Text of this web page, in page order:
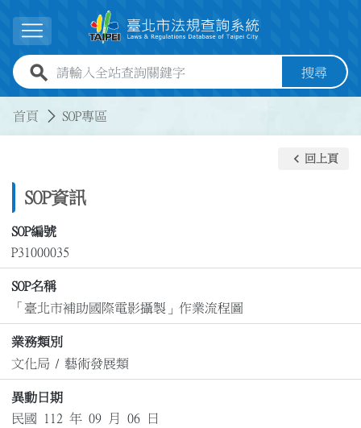
展開選單
全站查詢關鍵字欄位 搜尋
首頁 SOP專區
SOP資訊
keyboard_arrow_left 回上頁
SOP編號
P31000035
SOP名稱
「臺北市補助國際電影攝製」作業流程圖
業務類別
文化局 / 藝術發展類
異動日期
民國 112 年 09 月 06 日